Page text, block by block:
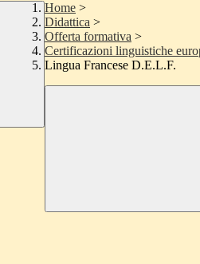
Home >
Didattica >
Offerta formativa >
Certificazioni linguistiche
Lingua Francese D.E.L.F.